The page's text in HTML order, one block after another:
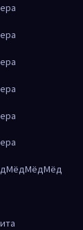
МёдМёдМёд